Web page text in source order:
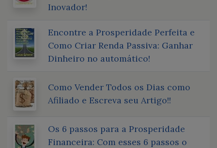
Inovador!
Encontre a Prosperidade Perfeita e
Como Criar Renda Passiva: Ganhar
Dinheiro no automático!
Como Vender Todos os Dias como
Afiliado e Escreva seu Artigo!!
Os 6 passos para a Prosperidade
Financeira: Com esses 6 passos o